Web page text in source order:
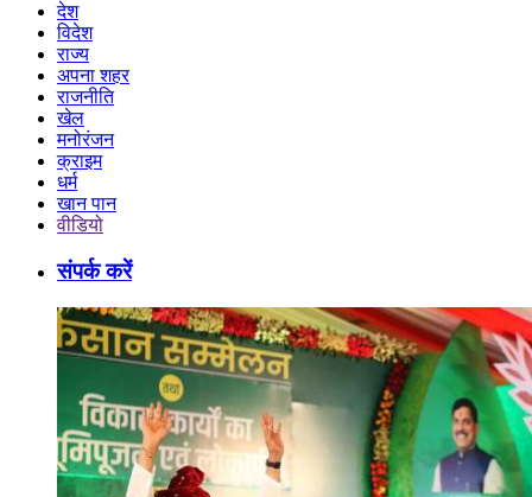
देश
विदेश
राज्य
अपना शहर
राजनीति
खेल
मनोरंजन
क्राइम
धर्म
खान पान
वीडियो
संपर्क करें